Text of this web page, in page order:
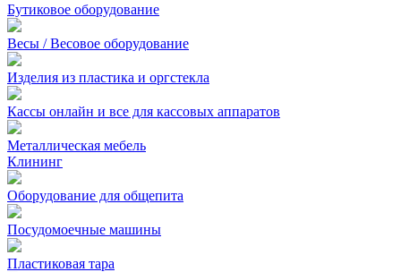
Бутиковое оборудование
Весы / Весовое оборудование
Изделия из пластика и оргстекла
Кассы онлайн и все для кассовых аппаратов
Металлическая мебель
Клининг
Оборудование для общепита
Посудомоечные машины
Пластиковая тара